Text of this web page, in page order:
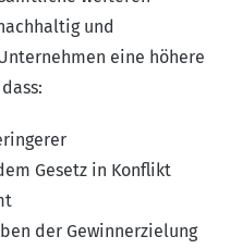
und
eine höhere
Gesetz in Konflikt
der Gewinnerzielung